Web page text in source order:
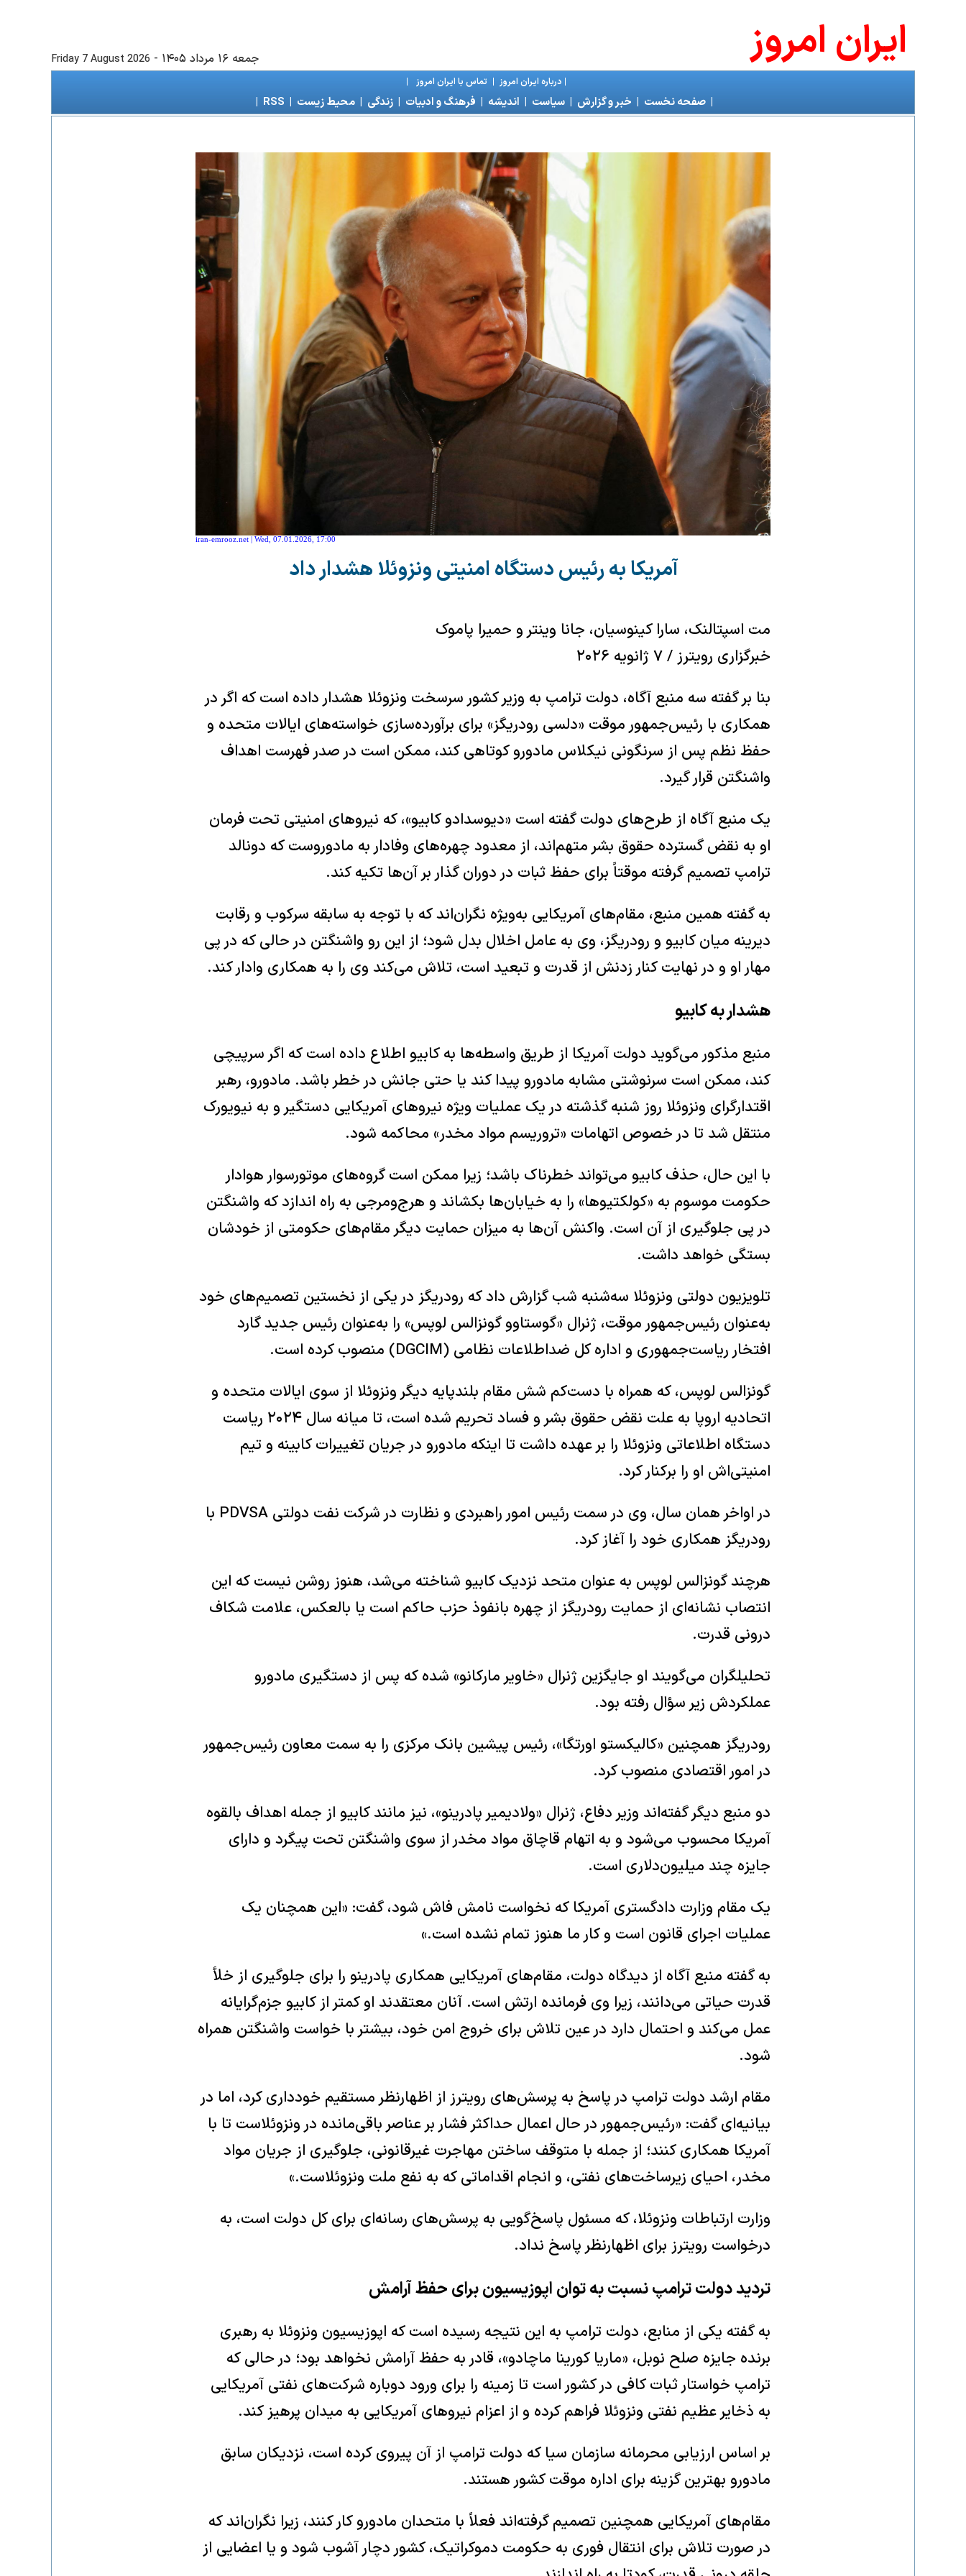
جمعه ۱۶ مرداد ۱۴۰۵ -
Friday 7 August 2026 ايران امروز
|درباره ايران امروز | تماس با ايران امروز |
| صفحه نخست | خبر و گزارش | سياست | انديشه | فرهنگ و ادبيات | زندگی | محیط زیست |
RSS
|
iran-emrooz.net | Wed, 07.01.2026, 17:00
آمریکا به رئیس دستگاه امنیتی ونزوئلا هشدار داد
مت اسپتالنک، سارا کینوسیان، جانا وینتر و حمیرا پاموک
خبرگزاری رویترز / ۷ ژانویه ۲۰۲۶
بنا بر گفته سه منبع آگاه، دولت ترامپ به وزیر کشور سرسخت ونزوئلا هشدار داده است که اگر در
همکاری با رئیس‌جمهور موقت «دلسی رودریگز» برای برآورده‌سازی خواسته‌های ایالات متحده و
حفظ نظم پس از سرنگونی نیکلاس مادورو کوتاهی کند، ممکن است در صدر فهرست اهداف
واشنگتن قرار گیرد.
یک منبع آگاه از طرح‌های دولت گفته است «دیوسدادو کابیو»، که نیروهای امنیتی تحت فرمان
او به نقض گسترده حقوق بشر متهم‌اند، از معدود چهره‌های وفادار به مادوروست که دونالد
ترامپ تصمیم گرفته موقتاً برای حفظ ثبات در دوران گذار بر آن‌ها تکیه کند.
به گفته همین منبع، مقام‌های آمریکایی به‌ویژه نگران‌اند که با توجه به سابقه سرکوب و رقابت
دیرینه میان کابیو و رودریگز، وی به عامل اخلال بدل شود؛ از این رو واشنگتن در حالی که در پی
مهار او و در نهایت کنار زدنش از قدرت و تبعید است، تلاش می‌کند وی را به همکاری وادار کند.
هشدار به کابیو
منبع مذکور می‌گوید دولت آمریکا از طریق واسطه‌ها به کابیو اطلاع داده است که اگر سرپیچی
کند، ممکن است سرنوشتی مشابه مادورو پیدا کند یا حتی جانش در خطر باشد. مادورو، رهبر
اقتدارگرای ونزوئلا روز شنبه گذشته در یک عملیات ویژه نیروهای آمریکایی دستگیر و به نیویورک
منتقل شد تا در خصوص اتهامات «تروریسم مواد مخدر» محاکمه شود.
با این حال، حذف کابیو می‌تواند خطرناک باشد؛ زیرا ممکن است گروه‌های موتور‌سوار هوادار
حکومت موسوم به «کولکتیوها» را به خیابان‌ها بکشاند و هرج‌ومرجی به راه اندازد که واشنگتن
در پی جلوگیری از آن است. واکنش آن‌ها به میزان حمایت دیگر مقام‌های حکومتی از خودشان
بستگی خواهد داشت.
تلویزیون دولتی ونزوئلا سه‌شنبه شب گزارش داد که رودریگز در یکی از نخستین تصمیم‌های خود
به‌عنوان رئیس‌جمهور موقت، ژنرال «گوستاوو گونزالس لوپس» را به‌عنوان رئیس جدید گارد
افتخار ریاست‌جمهوری و اداره کل ضداطلاعات نظامی (DGCIM) منصوب کرده است.
گونزالس لوپس، که همراه با دست‌کم شش مقام بلندپایه دیگر ونزوئلا از سوی ایالات متحده و
اتحادیه اروپا به علت نقض حقوق بشر و فساد تحریم شده است، تا میانه سال ۲۰۲۴ ریاست
دستگاه اطلاعاتی ونزوئلا را بر عهده داشت تا اینکه مادورو در جریان تغییرات کابینه و تیم
امنیتی‌اش او را برکنار کرد.
در اواخر همان سال، وی در سمت رئیس امور راهبردی و نظارت در شرکت نفت دولتی PDVSA با
رودریگز همکاری خود را آغاز کرد.
هرچند گونزالس لوپس به عنوان متحد نزدیک کابیو شناخته می‌شد، هنوز روشن نیست که این
انتصاب نشانه‌ای از حمایت رودریگز از چهره بانفوذ حزب حاکم است یا بالعکس، علامت شکاف
درونی قدرت.
تحلیلگران می‌گویند او جایگزین ژنرال «خاویر مارکانو» شده که پس از دستگیری مادورو
عملکردش زیر سؤال رفته بود.
رودریگز همچنین «کالیکستو اورتگا»، رئیس پیشین بانک مرکزی را به سمت معاون رئیس‌جمهور
در امور اقتصادی منصوب کرد.
دو منبع دیگر گفته‌اند وزیر دفاع، ژنرال «ولادیمیر پادرینو»، نیز مانند کابیو از جمله اهداف بالقوه
آمریکا محسوب می‌شود و به اتهام قاچاق مواد مخدر از سوی واشنگتن تحت پیگرد و دارای
جایزه چند میلیون‌دلاری است.
یک مقام وزارت دادگستری آمریکا که نخواست نامش فاش شود، گفت: «این همچنان یک
عملیات اجرای قانون است و کار ما هنوز تمام نشده است.»
به گفته منبع آگاه از دیدگاه دولت، مقام‌های آمریکایی همکاری پادرینو را برای جلوگیری از خلأ
قدرت حیاتی می‌دانند، زیرا وی فرمانده ارتش است. آنان معتقدند او کمتر از کابیو جزم‌گرایانه
عمل می‌کند و احتمال دارد در عین تلاش برای خروج امن خود، بیشتر با خواست واشنگتن همراه
شود.
مقام ارشد دولت ترامپ در پاسخ به پرسش‌های رویترز از اظهارنظر مستقیم خودداری کرد، اما در
بیانیه‌ای گفت: «رئیس‌جمهور در حال اعمال حداکثر فشار بر عناصر باقی‌مانده در ونزوئلاست تا با
آمریکا همکاری کنند؛ از جمله با متوقف ساختن مهاجرت غیرقانونی، جلوگیری از جریان مواد
مخدر، احیای زیرساخت‌های نفتی، و انجام اقداماتی که به نفع ملت ونزوئلاست.»
وزارت ارتباطات ونزوئلا، که مسئول پاسخ‌گویی به پرسش‌های رسانه‌ای برای کل دولت است، به
درخواست رویترز برای اظهارنظر پاسخ نداد.
تردید دولت ترامپ نسبت به توان اپوزیسیون برای حفظ آرامش
به گفته یکی از منابع، دولت ترامپ به این نتیجه رسیده است که اپوزیسیون ونزوئلا به رهبری
برنده جایزه صلح نوبل، «ماریا کورینا ماچادو»، قادر به حفظ آرامش نخواهد بود؛ در حالی که
ترامپ خواستار ثبات کافی در کشور است تا زمینه را برای ورود دوباره شرکت‌های نفتی آمریکایی
به ذخایر عظیم نفتی ونزوئلا فراهم کرده و از اعزام نیروهای آمریکایی به میدان پرهیز کند.
بر اساس ارزیابی محرمانه سازمان سیا که دولت ترامپ از آن پیروی کرده است، نزدیکان سابق
مادورو بهترین گزینه برای اداره موقت کشور هستند.
مقام‌های آمریکایی همچنین تصمیم گرفته‌اند فعلاً با متحدان مادورو کار کنند، زیرا نگران‌اند که
در صورت تلاش برای انتقال فوری به حکومت دموکراتیک، کشور دچار آشوب شود و یا اعضایی از